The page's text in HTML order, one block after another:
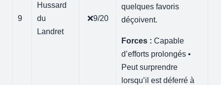
9
Hussard
du
Landret
❌9/20
quelques favoris
déçoivent.
Forces : Capable
d’efforts prolongés •
Peut surprendre
lorsqu’il est déferré à